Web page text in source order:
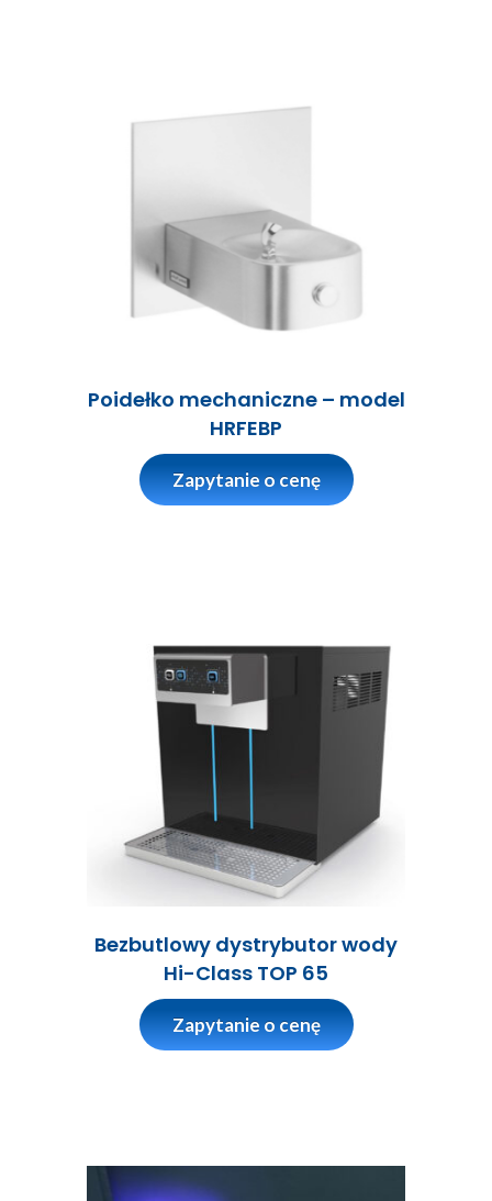
Poidełko mechaniczne – model
HRFEBP
Zapytanie o cenę
Bezbutlowy dystrybutor wody
Hi-Class TOP 65
Zapytanie o cenę